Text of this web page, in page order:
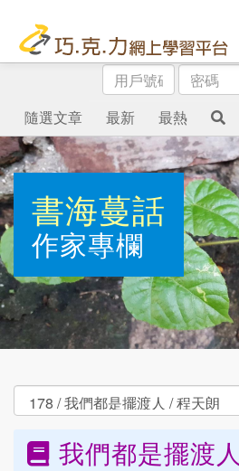
用
戶
號
碼
密
碼
隨選文章
最新 最熱
書海蔓話
作家專欄
我們都是擺渡人